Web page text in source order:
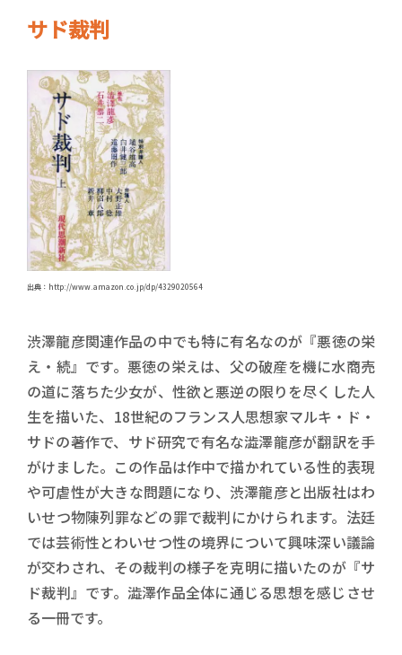
サド裁判
出典：http://www.amazon.co.jp/dp/4329020564
渋澤龍彦関連作品の中でも特に有名なのが『悪徳の栄
え・続』です。悪徳の栄えは、父の破産を機に水商売
の道に落ちた少女が、性欲と悪逆の限りを尽くした人
生を描いた、18世紀のフランス人思想家マルキ・ド・
サドの著作で、サド研究で有名な澁澤龍彦が翻訳を手
がけました。この作品は作中で描かれている性的表現
や可虐性が大きな問題になり、渋澤龍彦と出版社はわ
いせつ物陳列罪などの罪で裁判にかけられます。法廷
では芸術性とわいせつ性の境界について興味深い議論
が交わされ、その裁判の様子を克明に描いたのが『サ
ド裁判』です。澁澤作品全体に通じる思想を感じさせ
る一冊です。